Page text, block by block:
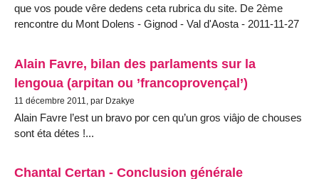
que vos poude vêre dedens ceta rubrica du site. De 2ème
rencontre du Mont Dolens - Gignod - Val d'Aosta - 2011-11-27
Alain Favre, bilan des parlaments sur la
lengoua (arpitan ou ’francoprovençal’)
11 décembre 2011, par Dzakye
Alain Favre l’est un bravo por cen qu’un gros viâjo de chouses
sont éta détes !...
Chantal Certan - Conclusion générale